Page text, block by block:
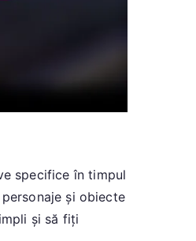
specifice în timpul
și obiecte
și să fiți